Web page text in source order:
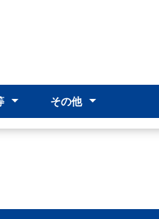
その他
その他
アクセス
PTA
創立60周年事業